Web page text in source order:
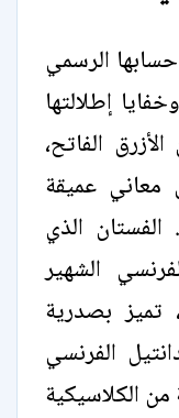
الرسمي
إطلالتها
الفاتح،
عميقة
الذي
الشهير
بصدرية
الفرنسي
الكلاسيكية